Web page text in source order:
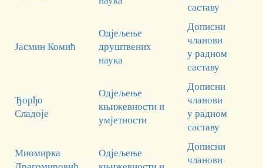
саставу
Јасмин Комић
Одјељење
друштвених
наука
Дописни
чланови
у радном
саставу
Ђорђо
Сладоје
Одјељење
књижевности и
умјетности
Дописни
чланови
у радном
саставу
Миомирка
Одјељење
Дописни
чланови